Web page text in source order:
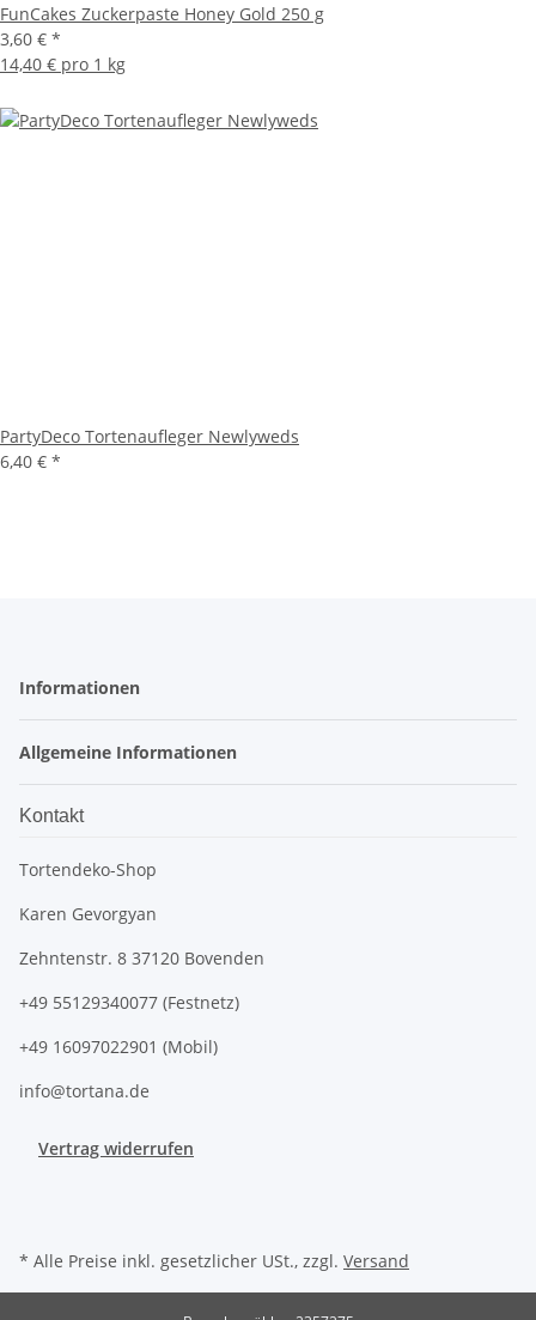
FunCakes Zuckerpaste Honey Gold 250 g
3,60 € *
14,40 € pro 1 kg
PartyDeco Tortenaufleger Newlyweds
6,40 € *
Informationen
Allgemeine Informationen
Kontakt
Tortendeko-Shop
Karen Gevorgyan
Zehntenstr. 8 37120 Bovenden
+49 55129340077 (Festnetz)
+49 16097022901 (Mobil)
info@tortana.de
Vertrag widerrufen
* Alle Preise inkl. gesetzlicher USt., zzgl. Versand